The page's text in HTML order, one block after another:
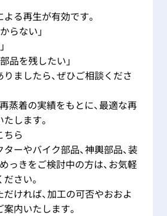
る再生が有効です。
らない」
品を残したい」
ましたら、ぜひご相談くださ
蒸着の実績をもとに、最適な再
します。
ちら
ーやバイク部品、神輿部品、装
っきをご検討中の方は、お気軽
さい。
ければ、加工の可否やおおよ
内いたします。